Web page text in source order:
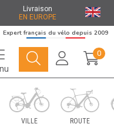
Livraison
EN EUROPE
de vélo
Expert français du vélo depuis 2009
0
VILLE ROUTE